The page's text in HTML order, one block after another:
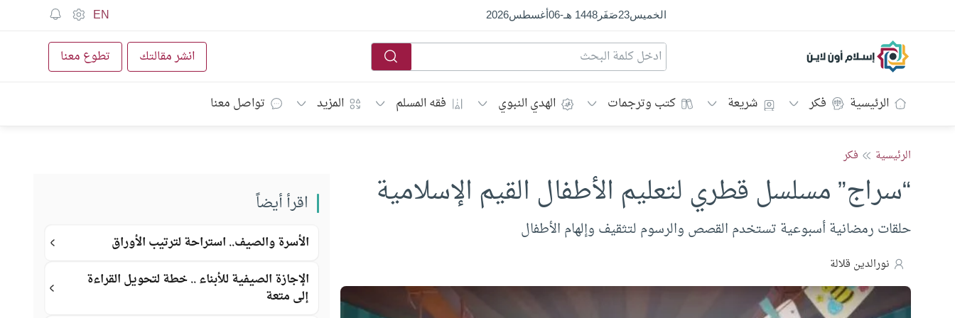
الخميس23صَفَر1448 هـ -
06أغسطس2026
EN
إسلام أون لاين انشر مقالتك تطوع معنا
الرئيسية فكر شريعة كتب وترجمات الهدي النبوي فقه المسلم المزيد تواصل معنا
الرئيسية فكر
“سراج” مسلسل قطري لتعليم الأطفال القيم الإسلامية
حلقات رمضانية أسبوعية تستخدم القصص والرسوم لتثقيف وإلهام الأطفال
نورالدين قلالة
اقرأ أيضاً
الأسرة والصيف.. استراحة لترتيب الأوراق
الإجازة الصيفية للأبناء .. خطة لتحويل القراءة
إلى متعة